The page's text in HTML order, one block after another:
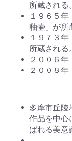
所蔵される。
１９６５
釉壷」が所
１９７３
所蔵される。
２００６
２００８
多摩市丘陵
作品を中心
ばれる美意